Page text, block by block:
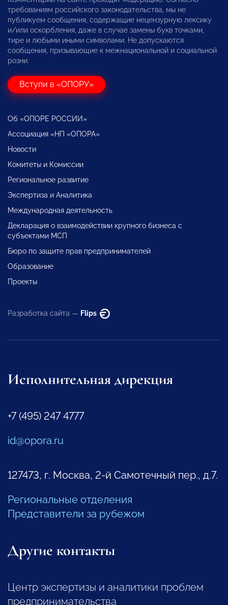
требованиям российского законодательства, мы не
публикуем сообщения, содержащие нецензурную лексику
и/или оскорбления, даже в случае замены букв точками,
тире и любыми иными символами. Не допускаются
сообщения, призывающие к межнациональной и социальной
розни.
Вступи в «ОПОРУ»
Об «ОПОРЕ РОССИИ»
Ассоциация «НП «ОПОРА»
Новости
Комитеты и Комиссии
Региональное развитие
Экспертиза и Аналитика
Международная деятельность
Декларация о взаимодействии крупного бизнеса с
субъектами МСП
Бюро по защите прав предпринимателей
Образование
Проекты
Разработка сайта — Flips
Исполнительная дирекция
+7 (495) 247 4777
id@opora.ru
127473, г. Москва, 2-й Самотечный пер., д.7.
Региональные отделения
Представители за рубежом
Другие контакты
Центр экспертизы и аналитики проблем
предпринимательства